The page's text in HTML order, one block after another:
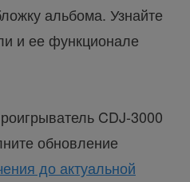
альбома. Узнайте
и ее функционале
CDJ-3000
обновление
до актуальной